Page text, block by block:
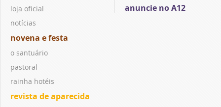
loja oficial
notícias
novena e festa
o santuário
pastoral
rainha hotéis
revista de aparecida
anuncie no A12